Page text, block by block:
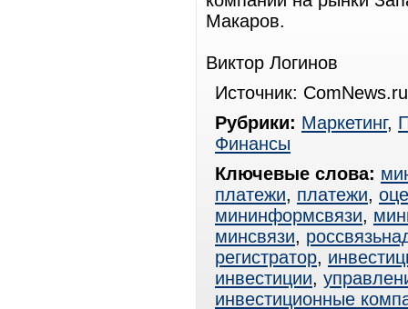
Макаров.
Виктор Логинов
Источник:
Рубрики: Маркетинг,
Финансы
Ключевые слова:
платежи, платежи,
мининформсвязи,
минсвязи,
регистратор,
инвестиции,
инвестиционные